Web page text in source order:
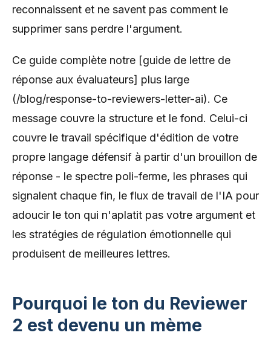
reconnaissent et ne savent pas comment le
supprimer sans perdre l'argument.
Ce guide complète notre [guide de lettre de
réponse aux évaluateurs] plus large
(/blog/response-to-reviewers-letter-ai). Ce
message couvre la structure et le fond. Celui-ci
couvre le travail spécifique d'édition de votre
propre langage défensif à partir d'un brouillon de
réponse - le spectre poli-ferme, les phrases qui
signalent chaque fin, le flux de travail de l'IA pour
adoucir le ton qui n'aplatit pas votre argument et
les stratégies de régulation émotionnelle qui
produisent de meilleures lettres.
Pourquoi le ton du Reviewer
2 est devenu un mème